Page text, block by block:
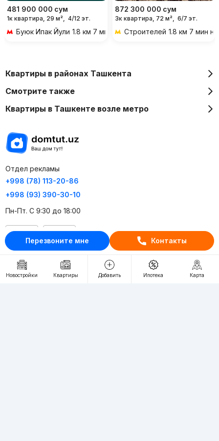
Перезвоните мне Контакты
481 900 000 сум
1к квартира, 29 м², 4/12 эт.
Буюк Ипак Йули 1.8 км 7 мин на транспорте
872 300 000 сум
3к квартира, 72 м², 6/7 эт.
Строителей 1.8 км 7 мин
Новостройки Квартиры Добавить Ипотека Карта
Квартиры в районах Ташкента
Смотрите также
Квартиры в Ташкенте возле метро
Отдел рекламы
+998 (78) 113-20-86
+998 (93) 390-30-10
Пн-Пт. С 9:30 до 18:00
RU
Контакты
О проекте